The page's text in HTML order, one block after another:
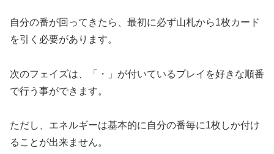
自分の番が回ってきたら、最初に必ず山札から1枚カード
を引く必要があります。
次のフェイズは、「・」が付いているプレイを好きな順番
で行う事ができます。
ただし、エネルギーは基本的に自分の番毎に1枚しか付け
ることが出来ません。